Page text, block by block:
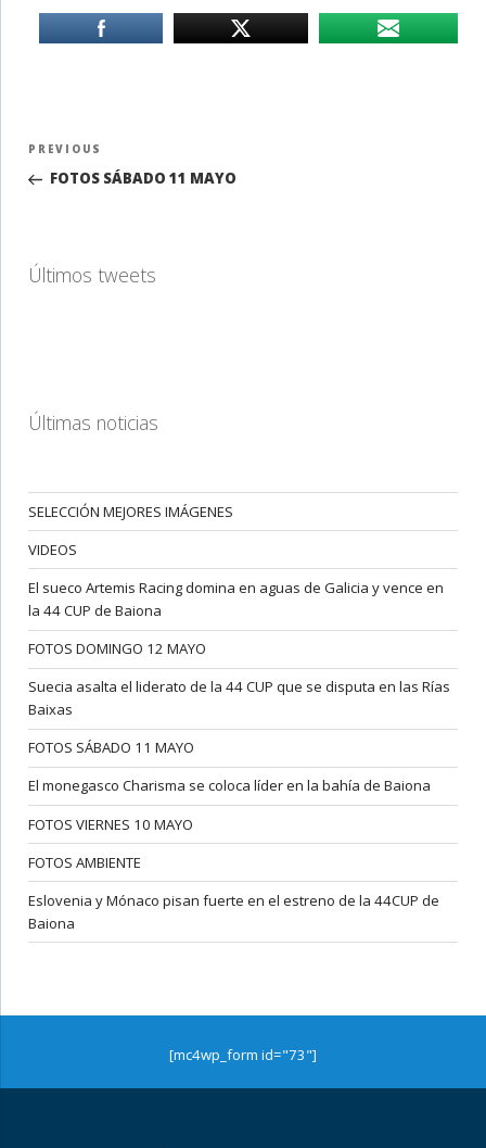
Navegación
entradas
Previous
Post
PREVIOUS
FOTOS SÁBADO 11 MAYO
Últimos tweets
Últimas noticias
SELECCIÓN MEJORES IMÁGENES
VIDEOS
El sueco Artemis Racing domina en aguas de Galicia y vence en
la 44 CUP de Baiona
FOTOS DOMINGO 12 MAYO
Suecia asalta el liderato de la 44 CUP que se disputa en las Rías
Baixas
FOTOS SÁBADO 11 MAYO
El monegasco Charisma se coloca líder en la bahía de Baiona
FOTOS VIERNES 10 MAYO
FOTOS AMBIENTE
Eslovenia y Mónaco pisan fuerte en el estreno de la 44CUP de
Baiona
[mc4wp_form id="73"]